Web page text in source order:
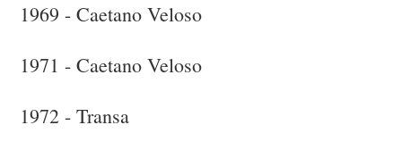
1969 - Caetano Veloso
1971 - Caetano Veloso
1972 - Transa